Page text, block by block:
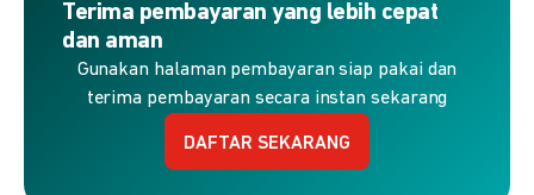
Terima pembayaran yang lebih cepat
dan aman
Gunakan halaman pembayaran siap pakai dan
terima pembayaran secara instan sekarang
DAFTAR SEKARANG